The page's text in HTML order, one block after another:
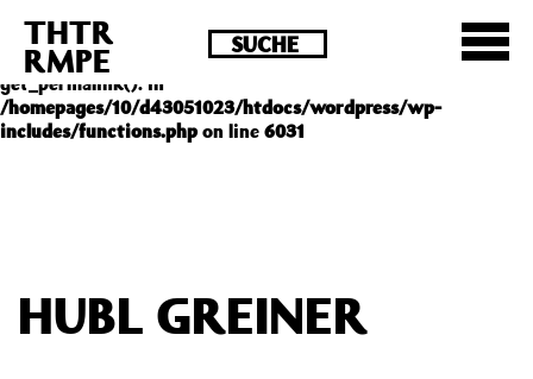
Deprecated : Die Funktion post_permalink ist seit
Version 4.4.0 veraltet! Verwende stattdessen
get_permalink(). in
/homepages/10/d43051023/htdocs/wordpress/wp-
includes/functions.phpon line 6031
THTR
RMPE
HUBL GREINER